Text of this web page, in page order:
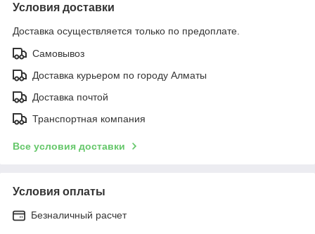
Условия доставки
Доставка осуществляется только по предоплате.
Самовывоз
Доставка курьером по городу Алматы
Доставка почтой
Транспортная компания
Все условия доставки
Условия оплаты
Безналичный расчет